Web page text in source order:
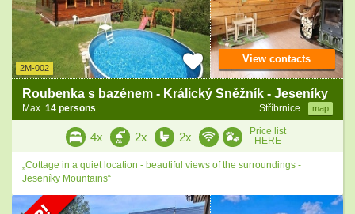
2M-002
Roubenka s bazénem - Králický Sněžník - Jeseníky
Stříbrnice map
Max. 14 persons
View contacts
4x 2x 2x
Price list
HERE
„Cottage in a quiet location - beautiful views of the surroundings -
Jeseníky Mountains“